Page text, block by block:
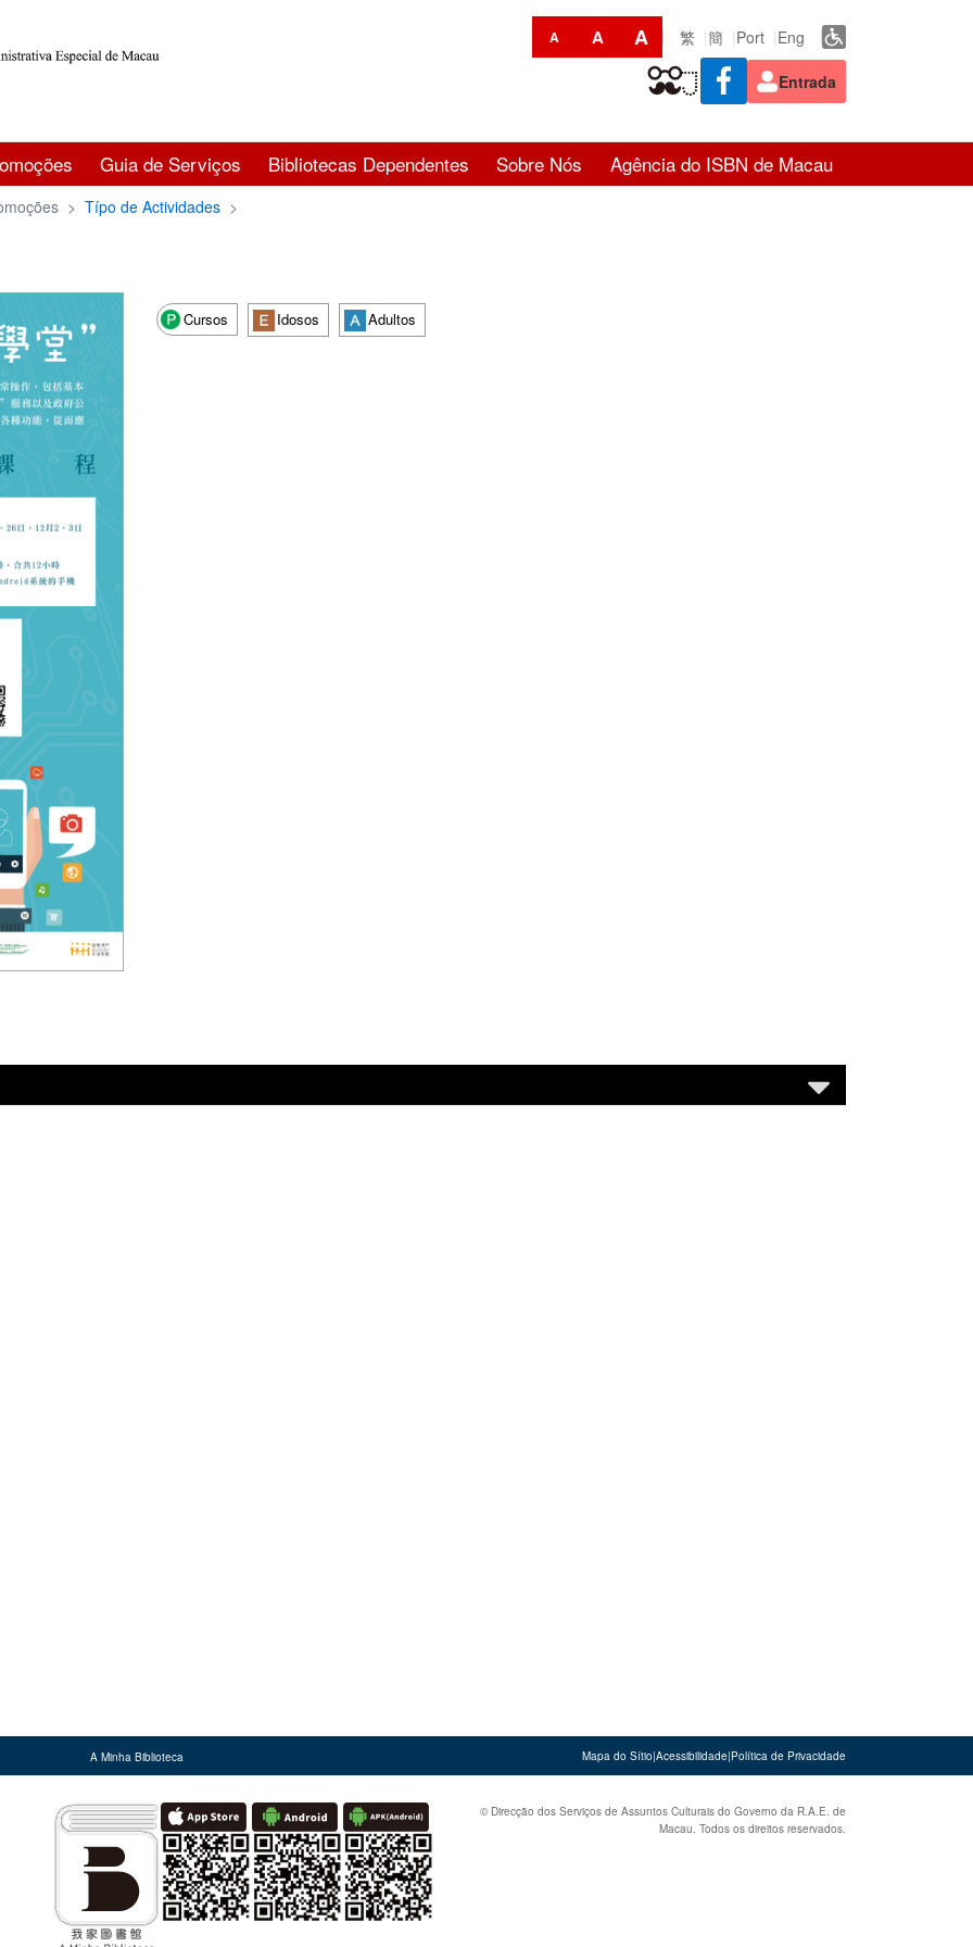
A A A 繁 簡 Port Eng
Entrada
Guia de Serviços Bibliotecas Dependentes Sobre Nós Agência do ISBN de Macau
> Típo de Actividades >
Cursos Idosos Adultos
A Minha Biblioteca Mapa do Sítio|Acessibilidade|Política de Privacidade
© Direcção dos Serviços de Assuntos Culturais do Governo da R.A.E. de
Macau. Todos os direitos reservados.